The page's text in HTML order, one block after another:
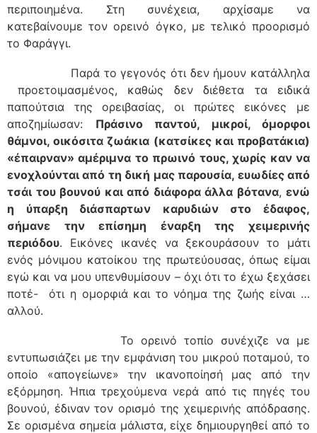
περιποιημένα. Στη συνέχεια, αρχίσαμε να
κατεβαίνουμε τον ορεινό όγκο, με τελικό προορισμό
το Φαράγγι.
Παρά το γεγονός ότι δεν ήμουν κατάλληλα
προετοιμασμένος, καθώς δεν διέθετα τα ειδικά
παπούτσια της ορειβασίας, οι πρώτες εικόνες με
αποζημίωσαν: Πράσινο παντού, μικροί, όμορφοι
θάμνοι, οικόσιτα ζωάκια (κατσίκες και προβατάκια)
«έπαιρναν» αμέριμνα το πρωινό τους, χωρίς καν να
ενοχλούνται από τη δική μας παρουσία, ευωδίες από
τσάι του βουνού και από διάφορα άλλα βότανα, ενώ
η ύπαρξη διάσπαρτων καρυδιών στο έδαφος,
σήμανε την επίσημη έναρξη της χειμερινής
περιόδου. Εικόνες ικανές να ξεκουράσουν το μάτι
ενός μόνιμου κατοίκου της πρωτεύουσας, όπως είμαι
εγώ και να μου υπενθυμίσουν – όχι ότι το έχω ξεχάσει
ποτέ- ότι η ομορφιά και το νόημα της ζωής είναι …
αλλού.
Το ορεινό τοπίο συνέχιζε να με
εντυπωσιάζει με την εμφάνιση του μικρού ποταμού, το
οποίο «απογείωνε» την ικανοποίησή μας από την
εξόρμηση. Ήπια τρεχούμενα νερά από τις πηγές του
βουνού, έδιναν τον ορισμό της χειμερινής απόδρασης.
Σε ορισμένα σημεία μάλιστα, είχε δημιουργηθεί από το